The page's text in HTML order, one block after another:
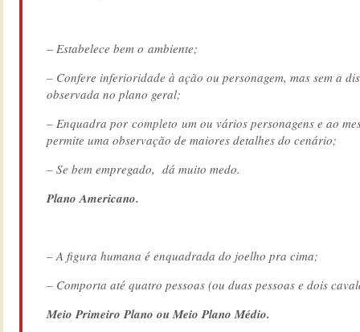
– Estabelece bem o ambiente;
– Confere inferioridade à ação ou personagem, mas sem a
observada no plano geral;
– Enquadra por completo um ou vários personagens e ao
permite uma observação de maiores detalhes do cenário;
– Se bem empregado, dá muito medo.
Plano Americano.
– A figura humana é enquadrada do joelho pra cima;
– Comporta até quatro pessoas (ou duas pessoas e dois
Meio Primeiro Plano ou Meio Plano Médio.